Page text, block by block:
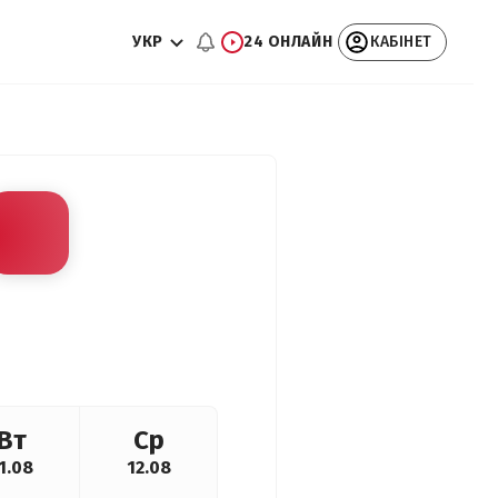
УКР 24 ОНЛАЙН КАБІНЕТ
Ср
12.08